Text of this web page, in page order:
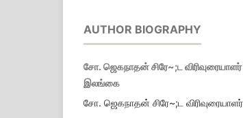
AUTHOR BIOGRAPHY
சோ. ஜெகநாதன் சிரே~;ட
இலங்கை
சோ. ஜெகநாதன் சிரே~;ட